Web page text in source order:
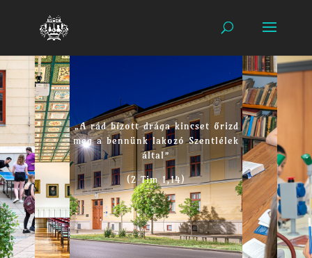
„A rád bízott drága kincset őrizd
meg a bennünk lakozó Szentlélek
által”
(2 Tim 1,14)